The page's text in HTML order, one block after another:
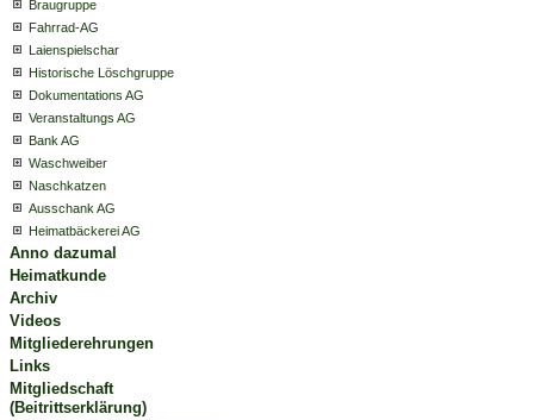
Braugruppe
Fahrrad-AG
Laienspielschar
Historische Löschgruppe
Dokumentations AG
Veranstaltungs AG
Bank AG
Waschweiber
Naschkatzen
Ausschank AG
Heimatbäckerei AG
Anno dazumal
Heimatkunde
Archiv
Videos
Mitgliederehrungen
Links
Mitgliedschaft
(Beitrittserklärung)